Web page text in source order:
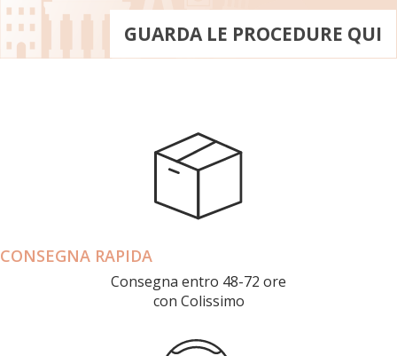
GUARDA LE PROCEDURE QUI
CONSEGNA RAPIDA
Consegna entro 48-72 ore
con Colissimo